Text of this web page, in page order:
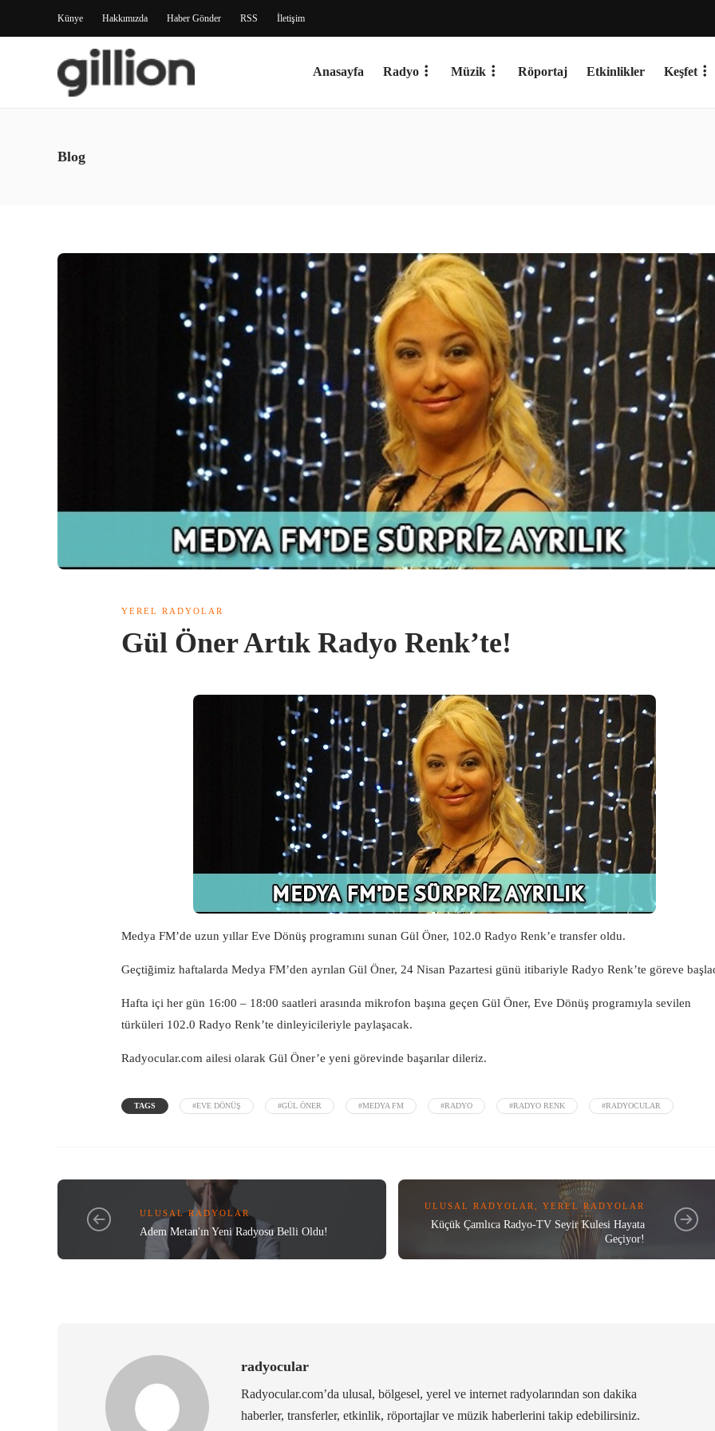
Künye Hakkımızda Haber Gönder RSS İletişim
Anasayfa Radyo Müzik Röportaj Etkinlikler Keşfet
Blog
YEREL RADYOLAR
Gül Öner Artık Radyo Renk’te!
Medya FM’de uzun yıllar Eve Dönüş programını sunan Gül Öner, 102.0 Radyo Renk’e transfer oldu.
Geçtiğimiz haftalarda Medya FM’den ayrılan Gül Öner, 24 Nisan Pazartesi günü itibariyle Radyo Renk’te göreve
Hafta içi her gün 16:00 – 18:00 saatleri arasında mikrofon başına geçen Gül Öner, Eve Dönüş programıyla sevilen
türküleri 102.0 Radyo Renk’te dinleyicileriyle paylaşacak.
Radyocular.com ailesi olarak Gül Öner’e yeni görevinde başarılar dileriz.
TAGS #EVE DÖNÜŞ #GÜL ÖNER #MEDYA FM #RADYO #RADYO RENK #RADYOCULAR
ULUSAL RADYOLAR
Adem Metan'ın Yeni Radyosu Belli Oldu!
ULUSAL RADYOLAR ,YEREL RADYOLAR
Küçük Çamlıca Radyo-TV Seyir Kulesi Hayata
Geçiyor!
radyocular
Radyocular.com’da ulusal, bölgesel, yerel ve internet radyolarından son dakika
haberler, transferler, etkinlik, röportajlar ve müzik haberlerini takip edebilirsiniz.